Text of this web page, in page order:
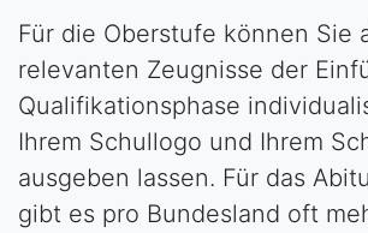
Für die Oberstufe können Sie
relevanten Zeugnisse der
Qualifikationsphase
Ihrem Schullogo und Ihrem
ausgeben lassen. Für das
gibt es pro Bundesland oft